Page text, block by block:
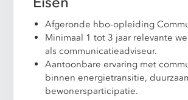
Afgeronde hbo-opleiding
Minimaal 1 tot 3 jaar relevante
als communicatieadviseur.
Aantoonbare ervaring met
binnen energietransitie,
bewonersparticipatie.